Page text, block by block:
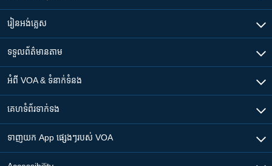
រៀន​​អង់គ្លេស
ទទួល​ព័ត៌មាន​តាម
អំពី​ VOA & ទំនាក់ទំនង
គេហទំព័រ​​ទាក់ទង
ទាញយក​ App ផ្សេងៗ​របស់​ VOA